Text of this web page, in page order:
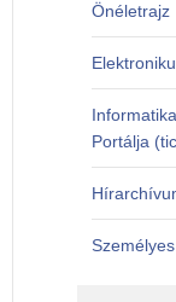
Önéletrajz
Portálja